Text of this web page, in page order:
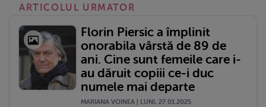
ARTICOLUL URMATOR
Florin Piersic a împlinit
onorabila vârstă de 89 de
ani. Cine sunt femeile care i-
au dăruit copiii ce-i duc
numele mai departe
MARIANA VOINEA | LUNI, 27.01.2025